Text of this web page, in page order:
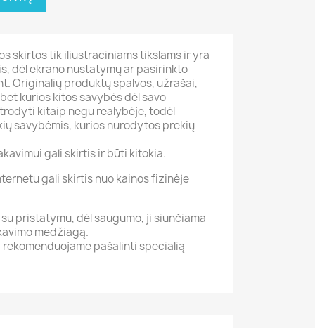
skirtos tik iliustraciniams tikslams ir yra
dėl ekrano nustatymų ar pasirinkto
Originalių produktų spalvos, užrašai,
kurios kitos savybės dėl savo
kitaip negu realybėje, todėl
savybėmis, kurios nurodytos prekių
gali skirtis ir būti kitokia.
gali skirtis nuo kainos fizinėje
pristatymu, dėl saugumo, ji siunčiama
medžiagą.
pašalinti specialią